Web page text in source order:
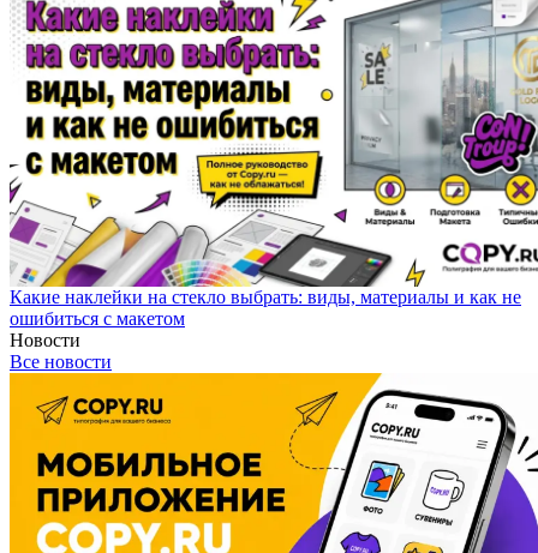
Какие наклейки на стекло выбрать: виды, материалы и как не
ошибиться с макетом
Новости
Все новости